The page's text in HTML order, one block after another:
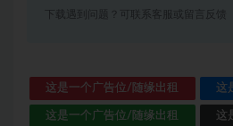
下载遇到问题？可联系客服或留言反馈
这是一个广告位/随缘出租 这
这是一个广告位/随缘出租 这